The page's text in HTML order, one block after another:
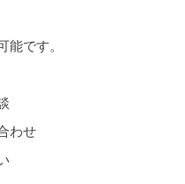
能です。
わせ